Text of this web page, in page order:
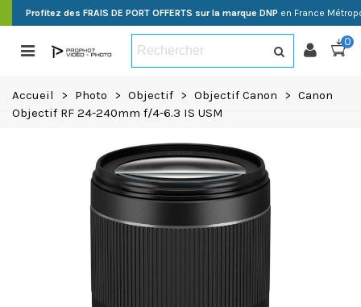
Profitez des FRAIS DE PORT OFFERTS sur la marque DNP en France
0
Accueil > Photo > Objectif > Objectif Canon > Canon
Objectif RF 24-240mm f/4-6.3 IS USM